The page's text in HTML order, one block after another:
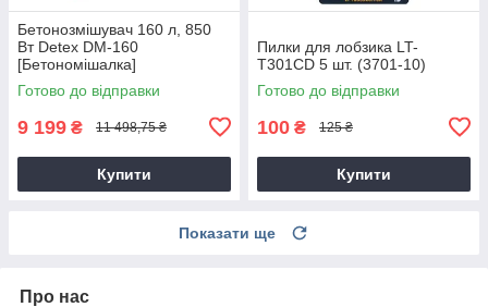
Бетонозмішувач 160 л, 850
Вт Detex DM-160
[Бетономішалка]
Готово до відправки
9 199 ₴ 11 498,75 ₴
Купити
Пилки для лобзика LT-
T301CD 5 шт. (3701-10)
Готово до відправки
100 ₴ 125 ₴
Купити
Показати ще
Про нас